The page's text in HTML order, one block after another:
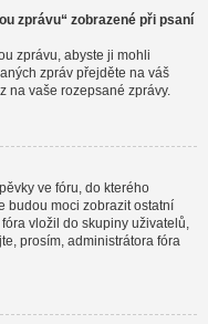
zprávu“ zobrazené při psaní
zprávu, abyste ji mohli
zpráv přejděte na váš
na vaše rozepsané zprávy.
ve fóru, do kterého
budou moci zobrazit ostatní
vložil do skupiny uživatelů,
prosím, administrátora fóra